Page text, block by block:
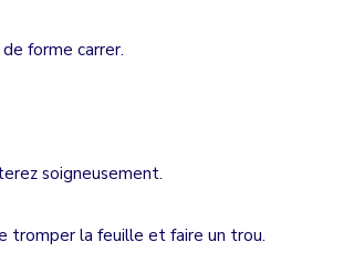
forme carrer.
soigneusement.
tromper la feuille et faire un trou.